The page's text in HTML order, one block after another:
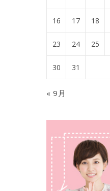
16 17 18
23 24 25
30 31
« 9月